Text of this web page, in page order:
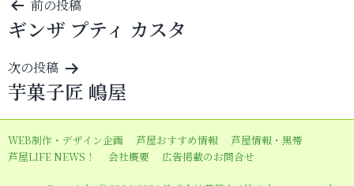
投
稿
ナ
ビ
ゲ
ー
シ
前の投稿
ギンザ プティ カスタ
次の投稿
芋菓子匠 嶋屋
WEB制作・デザイン企画 芦屋おすすめ情報
芦屋情報・黒帯
芦屋LIFE NEWS！
会社概要 広告掲載のお問合せ